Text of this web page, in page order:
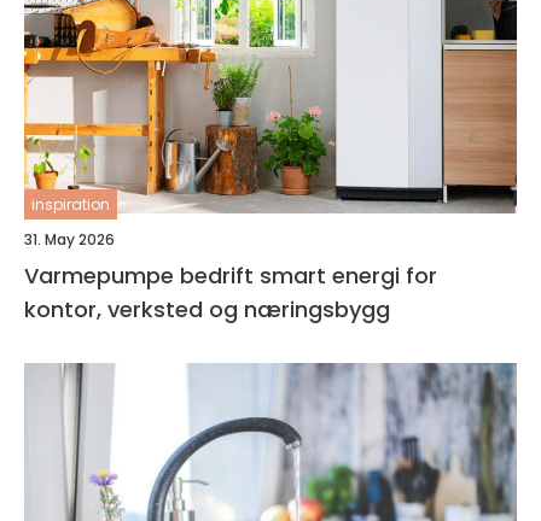
inspiration
31. May 2026
Varmepumpe bedrift smart energi for
kontor, verksted og næringsbygg